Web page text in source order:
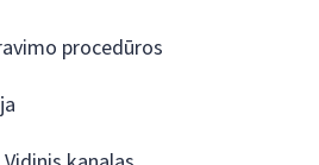
procedūros